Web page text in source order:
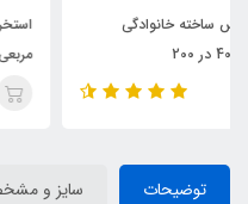
استخر پیش ساخته کودک آبی
مربعی اینتکس
توضیحات سایز و